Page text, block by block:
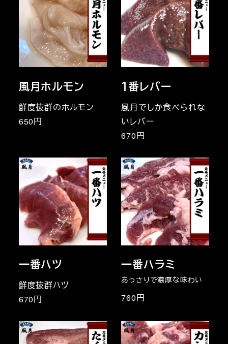
風月ホルモン
鮮度抜群のホルモン
650円
１番レバー
風月でしか食べられな
いレバー
670円
一番ハツ
鮮度抜群ハツ
670円
一番ハラミ
あっさりで濃厚な味わい
760円